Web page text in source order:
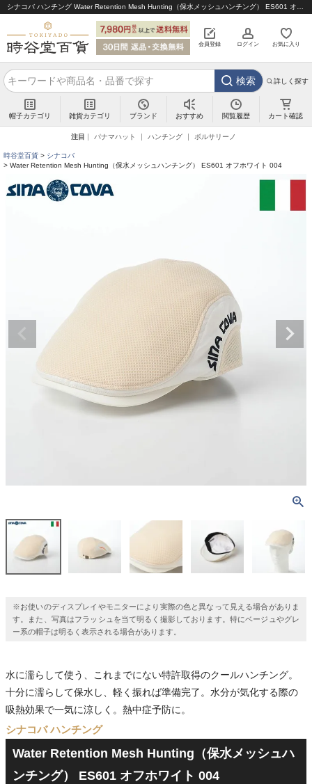
会員登録 ログイン お気に入り
検索 詳しく探す
帽子カテゴリ 雑貨カテゴリ ブランド おすすめ 閲覧履歴 カート確認
注目 パナマハット ハンチング ボルサリーノ
時谷堂百貨
シナコバ
Water Retention Mesh Hunting（保水メッシュハンチング） ES601 オフホワイト 004
※お使いのディスプレイやモニターにより実際の色と異なって見える場合がありま
す。また、写真はフラッシュを当て明るく撮影しております。特にベージュやグレ
ー系の帽子は明るく表示される場合があります。
水に濡らして使う、これまでにない特許取得のクールハンチング。
十分に濡らして保水し、軽く振れば準備完了。水分が気化する際の
吸熱効果で一気に涼しく。熱中症予防に。
シナコバ ハンチング
Water Retention Mesh Hunting（保水メッシュハ
ンチング） ES601 オフホワイト 004